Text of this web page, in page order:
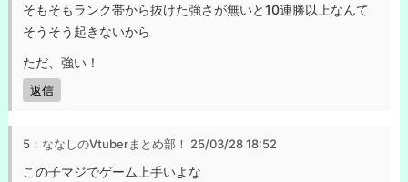
そもそもランク帯から抜けた強さが無いと10連勝以上なんて
そうそう起きないから
ただ、強い！
返信
5：ななしのVtuberまとめ部！ 25/03/28 18:52
この子マジでゲーム上手いよな